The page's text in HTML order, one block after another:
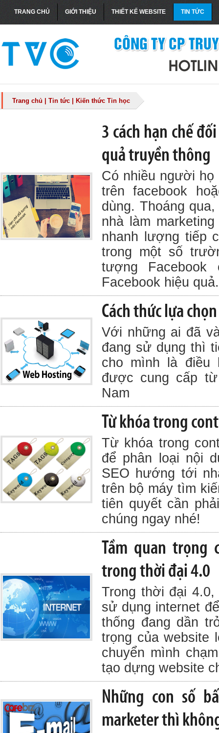
TRANG CHỦ GIỚI THIỆU THIẾT KẾ WEBSITE TIN TỨC
Trang chủ Tin tức Kiến thức Tin học
3 cách hạn chế
quả truyền thông
Có nhiều người
trên facebook
dùng. Thoáng
nhà làm
nhanh lượng tiếp
trong một số
tượng
Facebook hiệu quả.
Cách thức lựa
Với những ai đã
đang sử dụng thì
cho mình là điều
được cung cấp
Nam
Từ khóa trong
Từ khóa trong
để phân loại nội
SEO hướng tới
trên bộ máy tìm
tiên quyết cần
chúng ngay nhé!
Tầm quan trọng
trong thời đại 4.0
Trong thời đại
sử dụng internet
thống đang dần
trọng của website
chuyển mình
tạo dựng website
Những con số
marketer thì